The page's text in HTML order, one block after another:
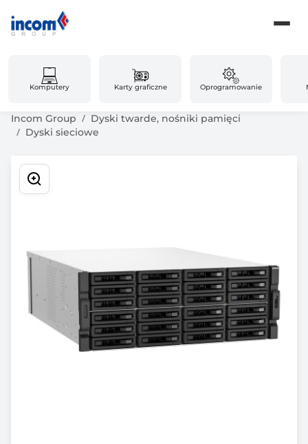
Komputery Karty graficzne Oprogramowanie
Incom Group
Dyski twarde, nośniki pamięci
Dyski sieciowe